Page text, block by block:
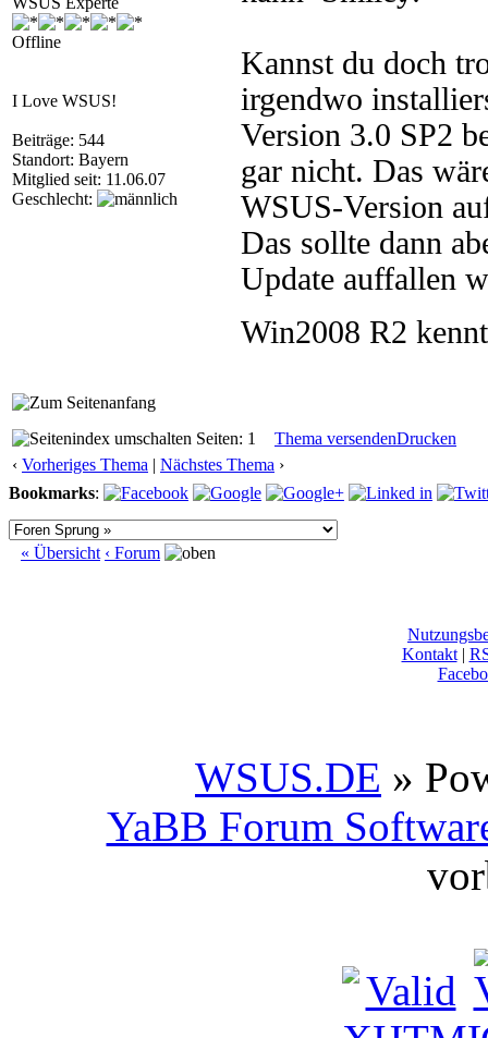
Offline
I Love WSUS!
Beiträge: 544
Standort: Bayern
Mitglied seit: 11.06.07
Geschlecht:
Kannst du doch
irgendwo
Version 3.0 SP2
gar nicht. Das
WSUS-Version
Das sollte dann
Update auffallen
Win2008 R2
Seiten: 1 Thema versendenDrucken
‹ Vorheriges Thema | Nächstes Thema ›
Bookmarks:
« Übersicht ‹ Forum
Kontakt|
WSUS.DE »
YaBB Forum